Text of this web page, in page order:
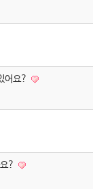
어요?
?